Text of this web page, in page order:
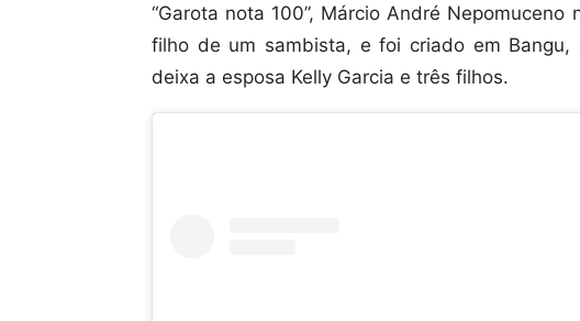
“Garota nota 100”, Márcio André Nepomuceno
filho de um sambista, e foi criado em Bangu,
deixa a esposa Kelly Garcia e três filhos.